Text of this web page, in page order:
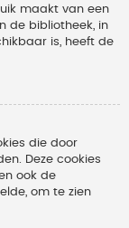
maakt van een
de bibliotheek, in
is, heeft de
die door
Deze cookies
ook de
om te zien